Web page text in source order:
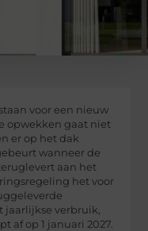
voor een nieuw
opwekken gaat niet
er op het dak
wanneer de
aan het
het voor
verbruik,
af op 1 januari 2027.